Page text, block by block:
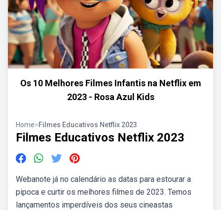
Os 10 Melhores Filmes Infantis na Netflix em
2023 - Rosa Azul Kids
Home>Filmes Educativos Netflix 2023
Filmes Educativos Netflix 2023
Webanote já no calendário as datas para estourar a
pipoca e curtir os melhores filmes de 2023. Temos
lançamentos imperdíveis dos seus cineastas